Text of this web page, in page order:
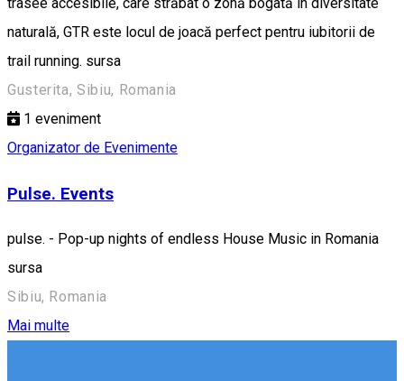
naturală, GTR este locul de joacă perfect pentru iubitorii de
trail running. sursa
Gusterita, Sibiu, Romania
1 eveniment
Organizator de Evenimente
Pulse. Events
pulse. - Pop-up nights of endless House Music in Romania
sursa
Sibiu, Romania
Mai multe